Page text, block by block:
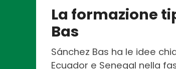
La formazione
Bas
Sánchez Bas ha le idee
Ecuador e Senegal nella